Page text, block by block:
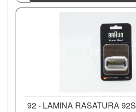
92 - LAMINA RASATURA 92S